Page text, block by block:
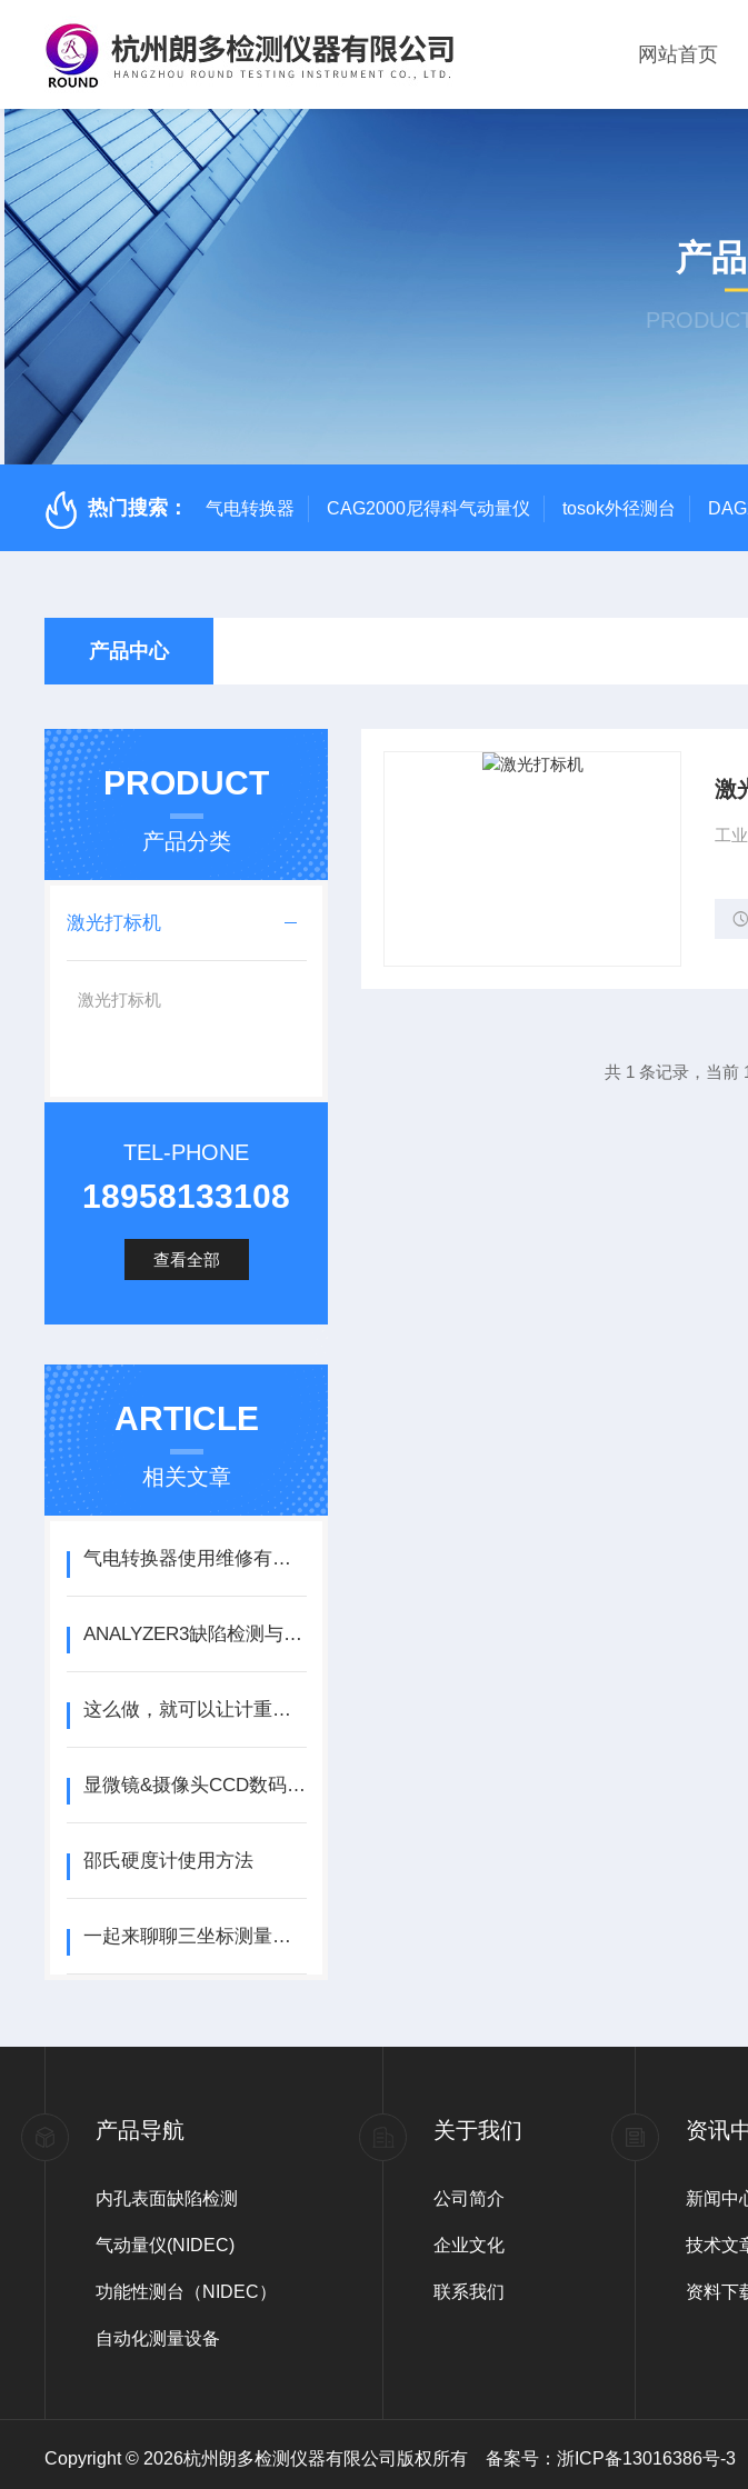
网站首页
产
热门搜索： 气电转换器 CAG2000尼得科气动量仪 tosok外径测台
产品中心
PRODUCT
产品分类
激光打标机
激光打标机
TEL-PHONE
18958133108
查看全部
ARTICLE
相关文章
气电转换器使用维修有讲究，不可盲目乱“心智”
ANALYZER3缺陷检测与传统的CCD视觉测量的区别
这么做，就可以让计重电子秤的测量更准确
显微镜&摄像头CCD数码放大倍数计算
邵氏硬度计使用方法
一起来聊聊三坐标测量机的基本构成
激
工
共 1 条记录，当
产品导航
内孔表面缺陷检测
气动量仪(NIDEC)
功能性测台（NIDEC）
自动化测量设备
关于我们
公司简介
企业文化
联系我们
资讯
新闻中
技术文
资料下
Copyright © 2026杭州朗多检测仪器有限公司版权所有备案号：浙ICP备13016386号-3